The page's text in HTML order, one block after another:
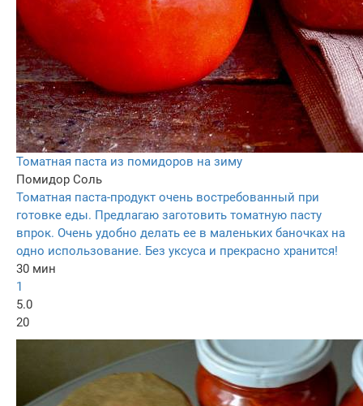
Томатная паста из помидоров на зиму
Помидор Соль
Томатная паста-продукт очень востребованный при
готовке еды. Предлагаю заготовить томатную пасту
впрок. Очень удобно делать ее в маленьких баночках на
одно использование. Без уксуса и прекрасно хранится!
30 мин
1
5.0
20